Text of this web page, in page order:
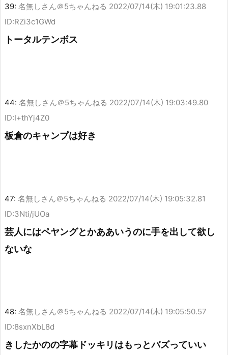
39: 名無しさん＠5ちゃんねる 2022/07/14(木) 19:01:23.88
ID:RZi3c1GWd
トータルテンボス
44: 名無しさん＠5ちゃんねる 2022/07/14(木) 19:03:49.80
ID:I+thYj4Z0
板倉のキャンプは好き
47: 名無しさん＠5ちゃんねる 2022/07/14(木) 19:05:32.81
ID:3Nti/jUOa
芸人にはペヤングとかああいうのに手を出して欲し
ないな
48: 名無しさん＠5ちゃんねる 2022/07/14(木) 19:05:50.57
ID:8sxnXbL8d
きしたかのの字幕ドッキリはもっとバズっていい